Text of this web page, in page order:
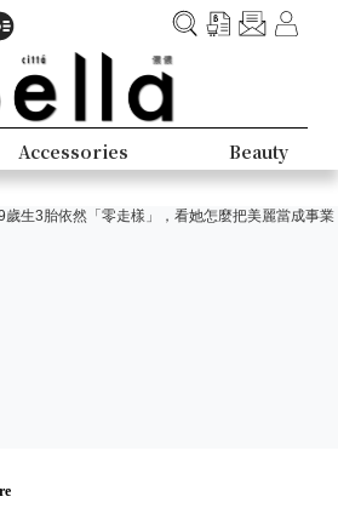
Accessories Beauty